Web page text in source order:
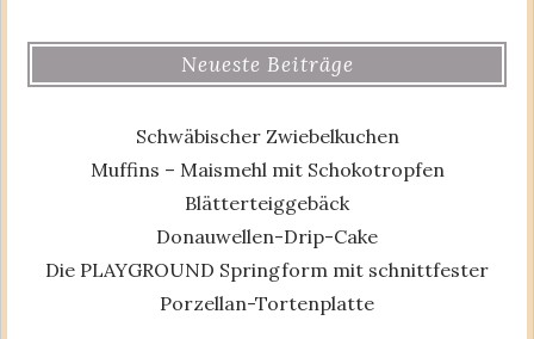
Neueste Beiträge
Schwäbischer Zwiebelkuchen
Muffins – Maismehl mit Schokotropfen
Blätterteiggebäck
Donauwellen-Drip-Cake
Die PLAYGROUND Springform mit schnittfester
Porzellan-Tortenplatte